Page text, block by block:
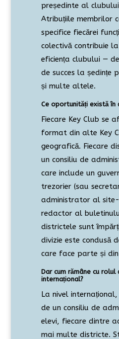
președinte al
Atribuțiile membrilor
specifice fiecărei
colectivă contribuie
eficiența clubului —
de succes la ședințe
și multe altele.
Ce oportunități există în
Fiecare Key Club se
format din alte Key
geografică. Fiecare
un consiliu de
care include un
trezorier (sau
administrator al
redactor al
districtele sunt
divizie este condusă
care face parte și
Dar cum rămâne cu
internațional?
La nivel
de un consiliu de
elevi, fiecare dintre
mai multe districte.